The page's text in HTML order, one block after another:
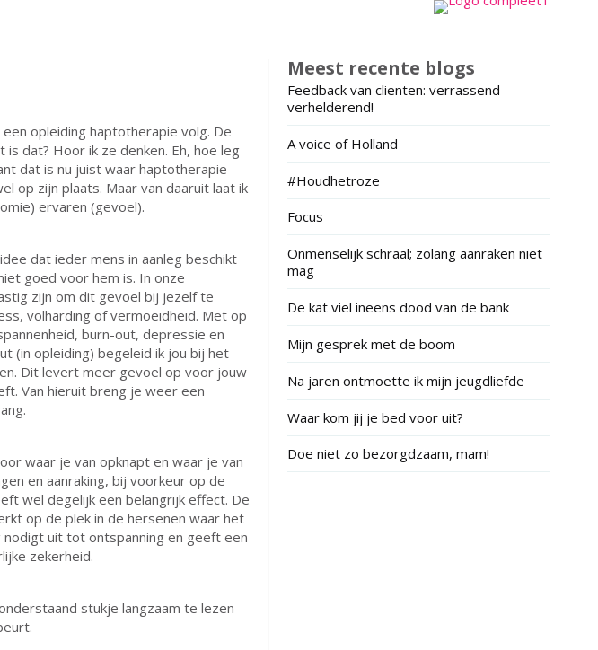
opleiding haptotherapie volg. De
dat? Hoor ik ze denken. Eh, hoe leg
dat is nu juist waar haptotherapie
op zijn plaats. Maar van daaruit laat ik
ervaren (gevoel).
dat ieder mens in aanleg beschikt
goed voor hem is. In onze
zijn om dit gevoel bij jezelf te
volharding of vermoeidheid. Met op
burn-out, depressie en
(in opleiding) begeleid ik jou bij het
Dit levert meer gevoel op voor jouw
Van hieruit breng je weer een
waar je van opknapt en waar je van
en aanraking, bij voorkeur op de
wel degelijk een belangrijk effect. De
op de plek in de hersenen waar het
uit tot ontspanning en geeft een
zekerheid.
stukje langzaam te lezen
Meest recente blogs
Feedback van clienten: verrassend
verhelderend!
A voice of Holland
#Houdhetroze
Focus
Onmenselijk schraal; zolang aanraken niet
mag
De kat viel ineens dood van de bank
Mijn gesprek met de boom
Na jaren ontmoette ik mijn jeugdliefde
Waar kom jij je bed voor uit?
Doe niet zo bezorgdzaam, mam!